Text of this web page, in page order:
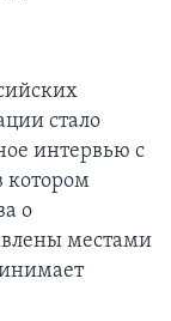
стало
интервью с
котором
о
местами